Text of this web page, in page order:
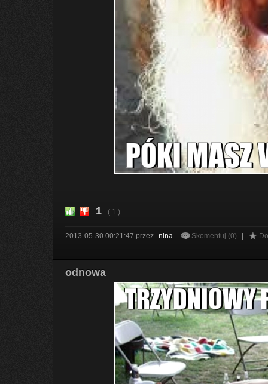
1 ( 1 )
2013-05-30 00:21:47 przez nina Skomentuj (0)
odnowa